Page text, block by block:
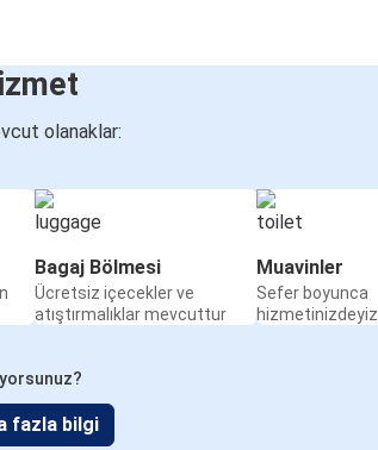
olanaklar:
Bagaj Bölmesi
Ücretsiz içecekler ve
atıştırmalıklar mevcuttur
Muavinler
Sefer boyunca
hizmetinizdeyiz
fazla bilgi